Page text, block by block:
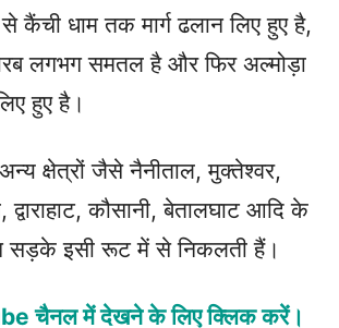
कैंची धाम तक मार्ग ढलान लिए हुए है,
लगभग समतल है और फिर अल्मोड़ा
हुए है।
क्षेत्रों जैसे नैनीताल, मुक्तेश्वर,
द्वाराहाट, कौसानी, बेतालघाट आदि के
इसी रूट में से निकलती हैं।
चैनल में देखने के लिए क्लिक करें।